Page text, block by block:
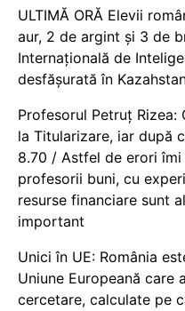
ULTIMĂ ORĂ Elevii
aur, 2 de argint și 3 de
Internațională de
desfășurată în
Profesorul Petruț
la Titularizare, iar după
8.70 / Astfel de erori
profesorii buni, cu
resurse financiare sunt
important
Unici în UE: România
Uniune Europeană care
cercetare, calculate pe